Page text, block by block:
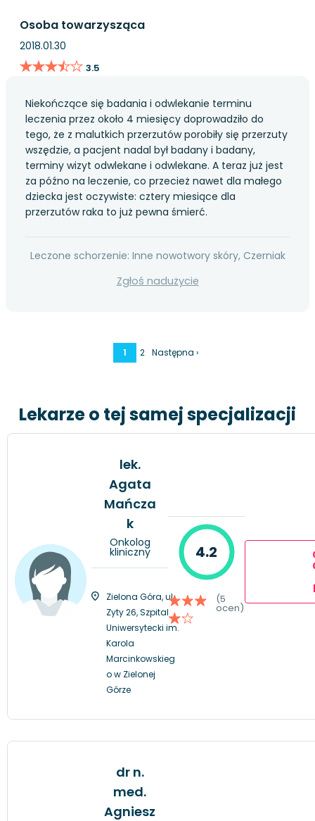
Osoba towarzysząca
2018.01.30
★★★★★
★★★★★ 3.5
Niekończące się badania i odwlekanie terminu
leczenia przez około 4 miesięcy doprowadziło do
tego, że z malutkich przerzutów porobiły się przerzuty
wszędzie, a pacjent nadal był badany i badany,
terminy wizyt odwlekane i odwlekane. A teraz już jest
za późno na leczenie, co przecież nawet dla małego
dziecka jest oczywiste: cztery miesiące dla
przerzutów raka to już pewna śmierć.
Leczone schorzenie: Inne nowotwory skóry, Czerniak
Zgłoś nadużycie
1 2 Następna ›
Lekarze o tej samej specjalizacji
lek.
Agata
Mańcza
k
Onkolog
kliniczny
Zielona Góra, ul.
Zyty 26, Szpital
Uniwersytecki im.
Karola
Marcinkowskieg
o w Zielonej
Górze
4.2
(5
ocen)
dr n.
med.
Agniesz